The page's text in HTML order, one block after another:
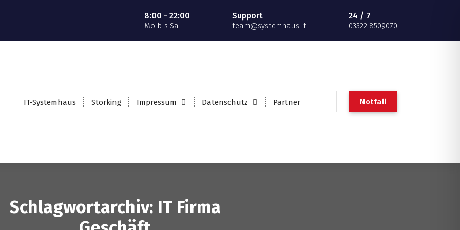
8:00 - 22:00
Mo bis Sa
Support
team@systemhaus.it
24 / 7
03322 8509070
IT-Systemhaus Storking Impressum Datenschutz Partner Notfall
Schlagwortarchiv: IT Firma